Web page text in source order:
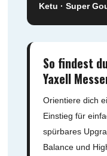
Ketu · Super
So findest
Yaxell
Orientiere dich
Einstieg für
spürbares
Balance und